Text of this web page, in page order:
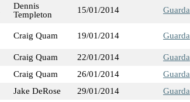
Dennis
Templeton
15/01/2014 Guarda
Craig Quam 19/01/2014 Guarda
Craig Quam 22/01/2014 Guarda
Craig Quam 26/01/2014 Guarda
Jake DeRose 29/01/2014 Guarda